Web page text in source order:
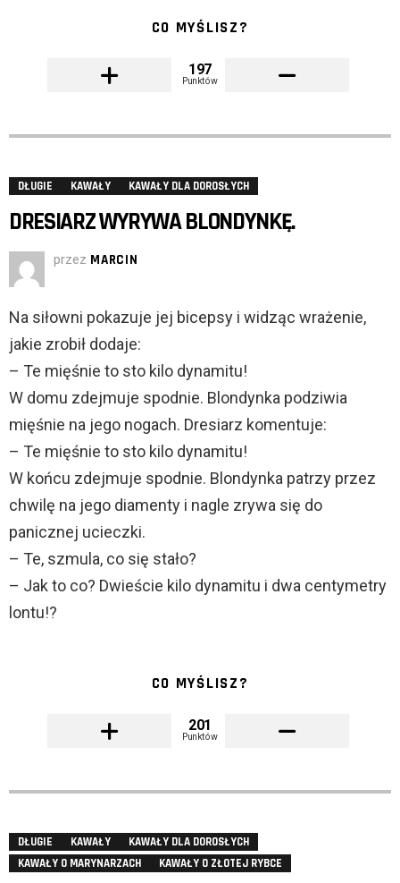
CO MYŚLISZ?
197
Punktów
DŁUGIE KAWAŁY KAWAŁY DLA DOROSŁYCH
DRESIARZ WYRYWA BLONDYNKĘ.
przez MARCIN
Na siłowni pokazuje jej bicepsy i widząc wrażenie,
jakie zrobił dodaje:
– Te mięśnie to sto kilo dynamitu!
W domu zdejmuje spodnie. Blondynka podziwia
mięśnie na jego nogach. Dresiarz komentuje:
– Te mięśnie to sto kilo dynamitu!
W końcu zdejmuje spodnie. Blondynka patrzy przez
chwilę na jego diamenty i nagle zrywa się do
panicznej ucieczki.
– Te, szmula, co się stało?
– Jak to co? Dwieście kilo dynamitu i dwa centymetry
lontu!?
CO MYŚLISZ?
201
Punktów
DŁUGIE KAWAŁY
KAWAŁY DLA DOROSŁYCH
KAWAŁY O MARYNARZACH
KAWAŁY O ZŁOTEJ RYBCE